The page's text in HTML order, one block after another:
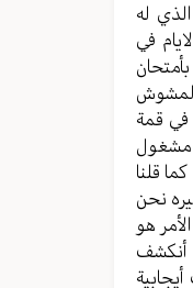
له
في
في قمة
مشغول
قلنا
نحن
هو
أنكشف